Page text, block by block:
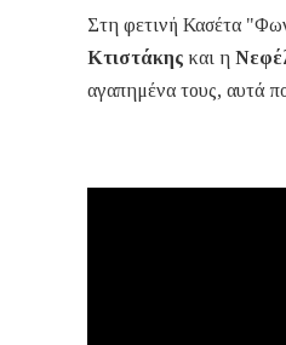
Στη φετινή Κασέτα
Κτιστάκης και η
αγαπημένα τους, αυτά